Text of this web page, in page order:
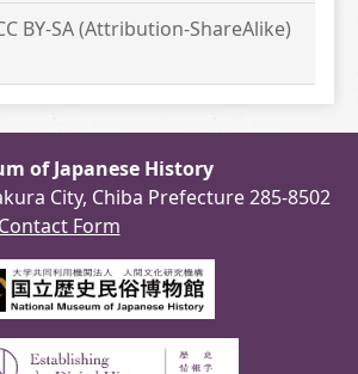
BY-SA (Attribution-ShareAlike)
of Japanese History
City, Chiba Prefecture 285-8502
Contact Form